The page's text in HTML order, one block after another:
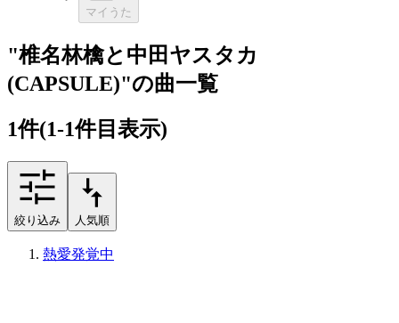
マイうた
"椎名林檎と中田ヤスタカ
(CAPSULE)"の曲一覧
1件(1-1件目表示)
絞り込み 人気順
熱愛発覚中